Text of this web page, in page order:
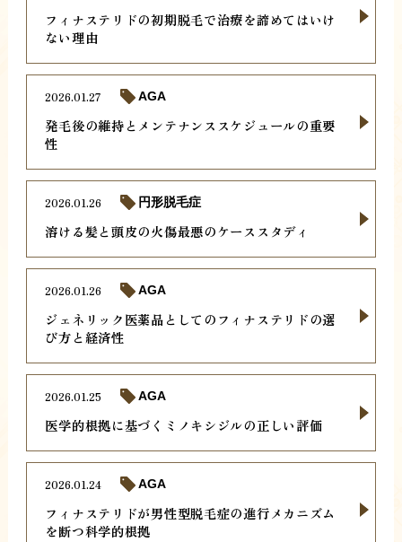
フィナステリドの初期脱毛で治療を諦めてはいけ
ない理由
発毛後の維持とメンテナンススケジュールの重要
性
2026.01.27 AGA
溶ける髪と頭皮の火傷最悪のケーススタディ
2026.01.26 円形脱毛症
ジェネリック医薬品としてのフィナステリドの選
び方と経済性
2026.01.26 AGA
医学的根拠に基づくミノキシジルの正しい評価
2026.01.25 AGA
フィナステリドが男性型脱毛症の進行メカニズム
を断つ科学的根拠
2026.01.24 AGA